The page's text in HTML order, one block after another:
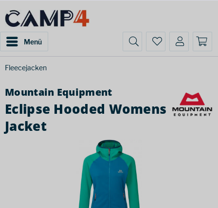
Menü
Fleecejacken
Mountain Equipment
Eclipse Hooded Womens
Jacket